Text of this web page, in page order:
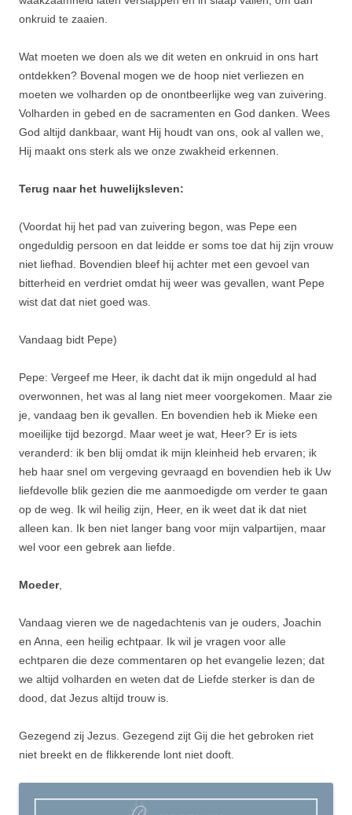
onkruid te zaaien.
Wat moeten we doen als we dit weten en onkruid in ons hart
ontdekken? Bovenal mogen we de hoop niet verliezen en
moeten we volharden op de onontbeerlijke weg van zuivering.
Volharden in gebed en de sacramenten en God danken. Wees
God altijd dankbaar, want Hij houdt van ons, ook al vallen we,
Hij maakt ons sterk als we onze zwakheid erkennen.
Terug naar het huwelijksleven:
(Voordat hij het pad van zuivering begon, was Pepe een
ongeduldig persoon en dat leidde er soms toe dat hij zijn vrouw
niet liefhad. Bovendien bleef hij achter met een gevoel van
bitterheid en verdriet omdat hij weer was gevallen, want Pepe
wist dat dat niet goed was.
Vandaag bidt Pepe)
Pepe: Vergeef me Heer, ik dacht dat ik mijn ongeduld al had
overwonnen, het was al lang niet meer voorgekomen. Maar zie
je, vandaag ben ik gevallen. En bovendien heb ik Mieke een
moeilijke tijd bezorgd. Maar weet je wat, Heer? Er is iets
veranderd: ik ben blij omdat ik mijn kleinheid heb ervaren; ik
heb haar snel om vergeving gevraagd en bovendien heb ik Uw
liefdevolle blik gezien die me aanmoedigde om verder te gaan
op de weg. Ik wil heilig zijn, Heer, en ik weet dat ik dat niet
alleen kan. Ik ben niet langer bang voor mijn valpartijen, maar
wel voor een gebrek aan liefde.
Moeder,
Vandaag vieren we de nagedachtenis van je ouders, Joachin
en Anna, een heilig echtpaar. Ik wil je vragen voor alle
echtparen die deze commentaren op het evangelie lezen; dat
we altijd volharden en weten dat de Liefde sterker is dan de
dood, dat Jezus altijd trouw is.
Gezegend zij Jezus. Gezegend zijt Gij die het gebroken riet
niet breekt en de flikkerende lont niet dooft.